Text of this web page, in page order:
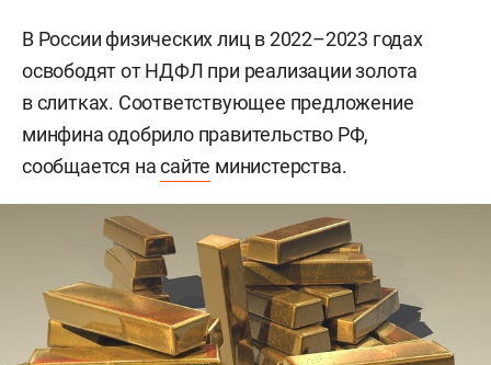
В России физических лиц в 2022–2023 годах
освободят от НДФЛ при реализации золота
в слитках. Соответствующее предложение
минфина одобрило правительство РФ,
сообщается насайте министерства.